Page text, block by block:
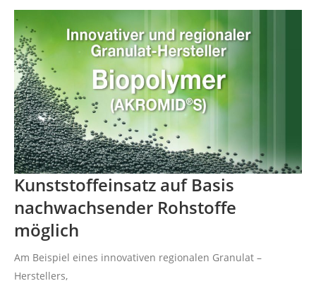
Kunststoffeinsatz auf Basis
nachwachsender Rohstoffe
möglich
Am Beispiel eines innovativen regionalen Granulat –
Herstellers,